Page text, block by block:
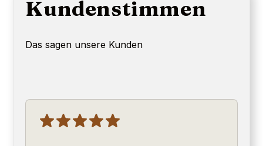
Kundenstimmen
Das sagen unsere Kunden